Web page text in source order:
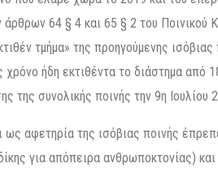
64 § 4 και 65 § 2 του Ποινικού
τμήμα» της προηγούμενης ισόβιας
ήδη εκτιθέντα το διάστημα από
της συνολικής ποινής την 9η Ιουλίου
αφετηρία της ισόβιας ποινής
για απόπειρα ανθρωποκτονίας) και